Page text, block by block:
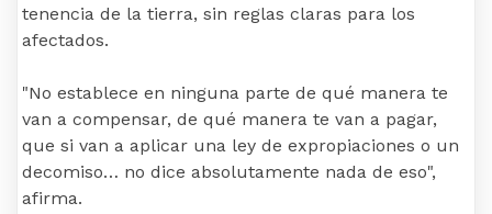
tenencia de la tierra, sin reglas claras para los
afectados.
"No establece en ninguna parte de qué manera te
van a compensar, de qué manera te van a pagar,
que si van a aplicar una ley de expropiaciones o un
decomiso… no dice absolutamente nada de eso",
afirma.